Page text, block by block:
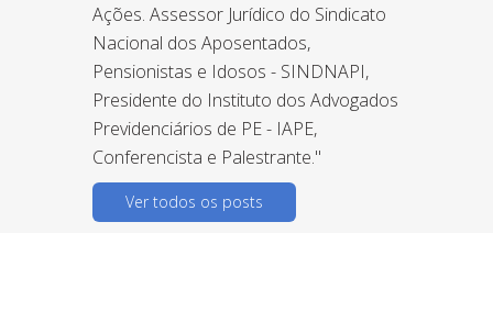
Ações. Assessor Jurídico do Sindicato
Nacional dos Aposentados,
Pensionistas e Idosos - SINDNAPI,
Presidente do Instituto dos Advogados
Previdenciários de PE - IAPE,
Conferencista e Palestrante."
Ver todos os posts